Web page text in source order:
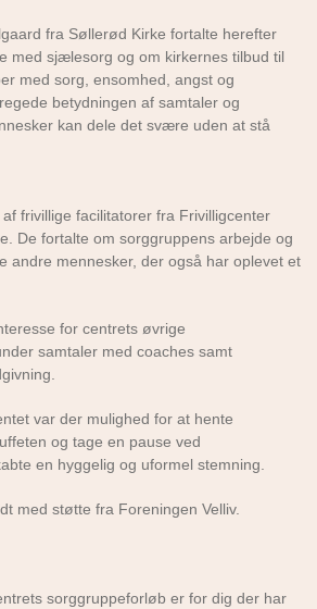
fra Søllerød Kirke fortalte herefter
med sjælesorg og om kirkernes tilbud til
med sorg, ensomhed, angst og
betydningen af samtaler og
kan dele det svære uden at stå
frivillige facilitatorer fra Frivilligcenter
De fortalte om sorggruppens arbejde og
andre mennesker, der også har oplevet et
for centrets øvrige
samtaler med coaches samt
var der mulighed for at hente
og tage en pause ved
en hyggelig og uformel stemning.
med støtte fra Foreningen Velliv.
sorggruppeforløb er for dig der har